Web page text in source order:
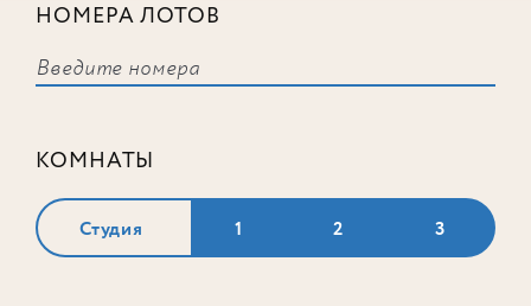
НОМЕРА ЛОТОВ
КОМНАТЫ
Студия 1 2 3
соответствует ни одного лота